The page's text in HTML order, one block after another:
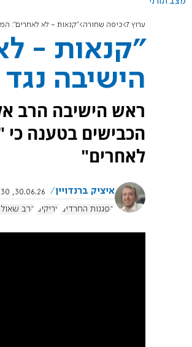
ערוץ 7 כיפה שחורה "קנאות - לא לאחרים":
"קנאות -
הישיבה
ראש הישיבה הרב
הכבישים בטענה
לאחרים"
איציק ברנדויין
30.06.26, 18:30
הפגנות החרדים
עריקים הרב